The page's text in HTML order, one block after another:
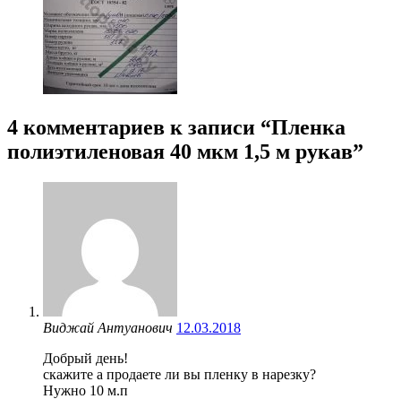
4 комментариев к записи “Пленка
полиэтиленовая 40 мкм 1,5 м рукав”
Виджай Антуанович 12.03.2018
Добрый день!
скажите а продаете ли вы пленку в нарезку?
Нужно 10 м.п